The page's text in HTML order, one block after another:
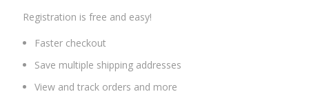
Registration is free and easy!
Faster checkout
Save multiple shipping addresses
View and track orders and more